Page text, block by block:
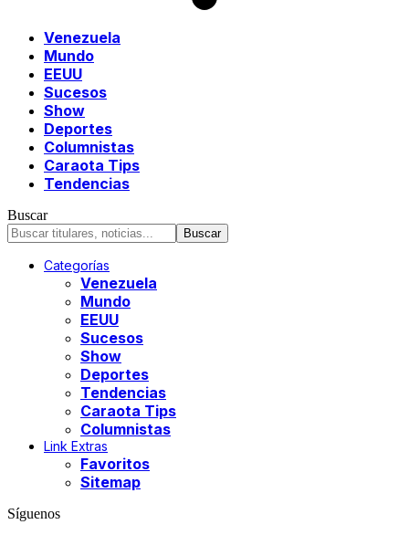
Venezuela
Mundo
EEUU
Sucesos
Show
Deportes
Columnistas
Caraota Tips
Tendencias
Buscar
Categorías
Venezuela
Mundo
EEUU
Sucesos
Show
Deportes
Tendencias
Caraota Tips
Columnistas
Link Extras
Favoritos
Sitemap
Síguenos